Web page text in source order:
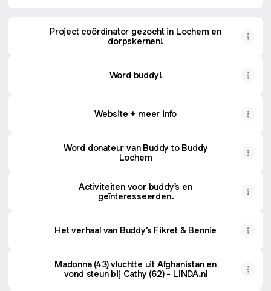
Project coördinator gezocht in Lochem en
dorpskernen!
Word buddy!
Website + meer info
Word donateur van Buddy to Buddy
Lochem
Activiteiten voor buddy's en
geïnteresseerden.
Het verhaal van Buddy’s Fikret & Bennie
Madonna (43) vluchtte uit Afghanistan en
vond steun bij Cathy (62) - LINDA.nl